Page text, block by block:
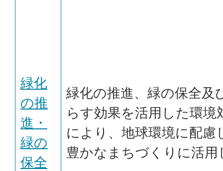
緑化
の推
進・
緑の
保全
緑化の推進、緑の保全及
らす効果を活用した環境
により、地球環境に配慮
豊かなまちづくりに活用